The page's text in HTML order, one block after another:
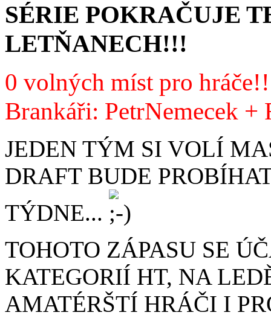
SÉRIE POKRAČUJE
LETŇANECH!!!
0 volných míst pro
Brankáři: PetrNemecek +
JEDEN TÝM SI VOLÍ
DRAFT BUDE
TÝDNE...
TOHOTO ZÁPASU SE
KATEGORIÍ HT, NA
AMATÉRŠTÍ HRÁČI I